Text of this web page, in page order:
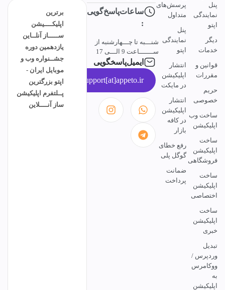
پنل
نمایندگی
اپتو
دیگر
خدمات
قوانین و
مقررات
حریم
خصوصی
ساخت وب
اپلیکیشن
ساخت
اپلیکیشن
فروشگاهی
ساخت
اپلیکیشن
اختصاصی
ساخت
اپلیکیشن
خبری
تبدیل
وردپرس /
ووکامرس
به
اپلیکیشن
پرسش‌های
متداول
پنل
نمایندگی
اپتو
انتشار
اپلیکیشن
در مایکت
انتشار
اپلیکیشن
در کافه
بازار
رفع خطای
گوگل پلی
ضمانت
پرداخت
ساعات‌پاسخ‌گویی
:
شنـــبه تا چـــهارشنبه از
ســـــــاعت 9 الـــی 17
ایمیل‌پاسخگویی
support[at]appeto.ir
برترین
اپلیکــــیشن
ســـــاز آنلــاین
یازدهمین دوره
جشــنواره وب و
موبایل ایران -
اپتو بزرگترین
پــلتفرم اپلیکیشن
ساز آنــــلاین